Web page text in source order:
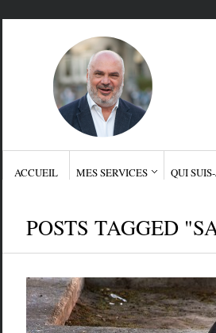
ACCUEIL MES SERVICES QUI
POSTS TAGGED